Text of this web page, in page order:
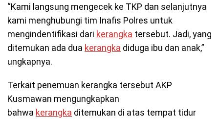
“Kami langsung mengecek ke TKP dan selanjutnya
kami menghubungi tim Inafis Polres untuk
mengindentifikasi dari kerangka tersebut. Jadi, yang
ditemukan ada dua kerangka diduga ibu dan anak,”
ungkapnya.
Terkait penemuan kerangka tersebut AKP
Kusmawan mengungkapkan
bahwa kerangka ditemukan di atas tempat tidur